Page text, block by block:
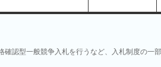
認型一般競争入札を行うなど、入札制度の一